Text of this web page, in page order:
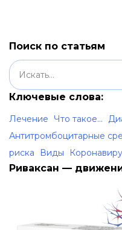
Поиск по статьям
Ключевые слова:
Лечение Что такое...
Антитромбоцитарные
риска
Виды
Риваксан —